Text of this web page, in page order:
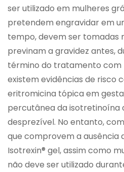
ser utilizado em mulheres
pretendem engravidar em
tempo, devem ser tomadas
previnam a gravidez antes,
término do tratamento com
existem evidências de risco
eritromicina tópica em
percutânea da isotretinoína
desprezível. No entanto,
que comprovem a ausência
Isotrexin® gel, assim como
não deve ser utilizado